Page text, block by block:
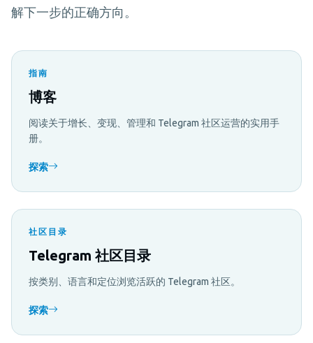
解下一步的正确方向。
指南
博客
阅读关于增长、变现、管理和 Telegram 社区运营的实用手
册。
探索
社区目录
Telegram 社区目录
按类别、语言和定位浏览活跃的 Telegram 社区。
探索